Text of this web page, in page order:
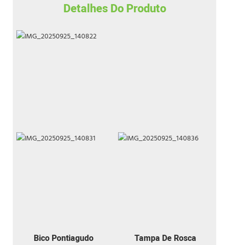
Detalhes Do Produto
Bico Pontiagudo Tampa De Rosca